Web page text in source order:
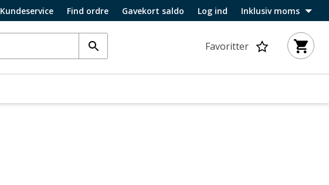
Kundeservice Find ordre Gavekort saldo Log ind Inklusiv moms
Favoritter